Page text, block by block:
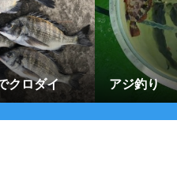
クロダイ アジ釣り